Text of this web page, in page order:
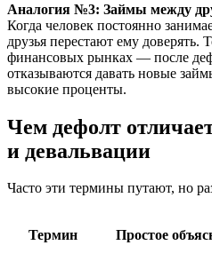
Аналогия №3: Займы между
Когда человек постоянно
друзья перестают ему доверять.
финансовых рынках — после
отказываются давать новые
высокие проценты.
Чем дефолт
и девальвации
Часто эти термины путают, но
Термин Простое